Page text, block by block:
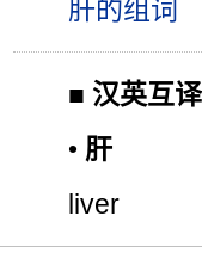
肝的组词
■ 汉英互译
• 肝
liver